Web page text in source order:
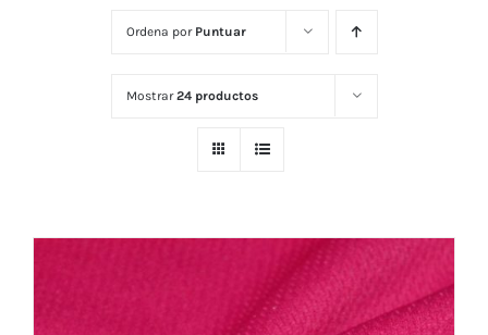
Ordena por Puntuar
Mostrar24 productos